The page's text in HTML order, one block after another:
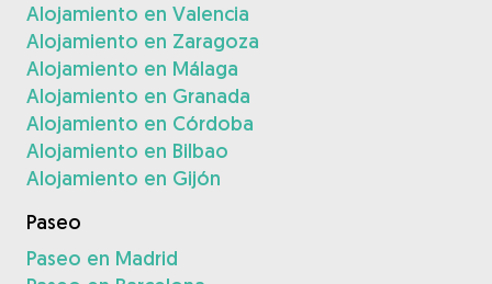
Alojamiento en Valencia
Alojamiento en Zaragoza
Alojamiento en Málaga
Alojamiento en Granada
Alojamiento en Córdoba
Alojamiento en Bilbao
Alojamiento en Gijón
Paseo
Paseo en Madrid